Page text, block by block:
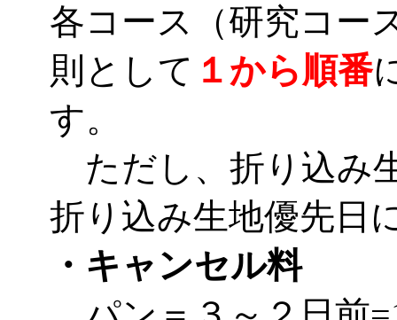
各コース（研究コー
則として １から順番
す。
ただし、折り込み
折り込み生地優先日
・キャンセル料